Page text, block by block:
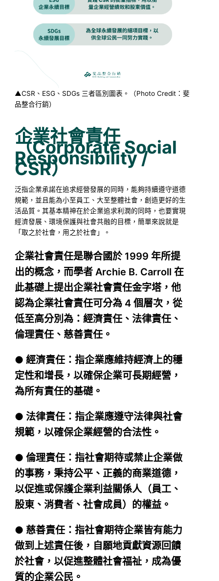
▲CSR、ESG、SDGs 三者區別圖表。（Photo Credit：斐
品整合行銷）
企業社會責任
（Corporate Social
Responsibility /
CSR）
泛指企業承諾在追求經營發展的同時，能夠持續遵守道德
規範，並且能為小至員工、大至整體社會，創造更好的生
活品質。其基本精神在於企業追求利潤的同時，也要實現
經濟發展、環境保護與社會共融的目標，簡單來說就是
「取之於社會，用之於社會」。
企業社會責任是聯合國於 1999 年所提
出的概念，而學者 Archie B. Carroll 在
此基礎上提出企業社會責任金字塔，他
認為企業社會責任可分為 4 個層次，從
低至高分別為：經濟責任、法律責任、
倫理責任、慈善責任。
● 經濟責任：指企業應維持經濟上的穩
定性和增長，以確保企業可長期經營，
為所有責任的基礎。
● 法律責任：指企業應遵守法律與社會
規範，以確保企業經營的合法性。
● 倫理責任：指社會期待或禁止企業做
的事務，秉持公平、正義的商業道德，
以促進或保護企業利益關係人（員工、
股東、消費者、社會成員）的權益。
● 慈善責任：指社會期待企業皆有能力
做到上述責任後，自願地貢獻資源回饋
於社會，以促進整體社會福祉，成為優
質的企業公民。